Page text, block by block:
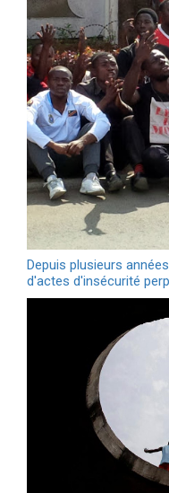
Depuis plusieurs
d'actes d'insécurité